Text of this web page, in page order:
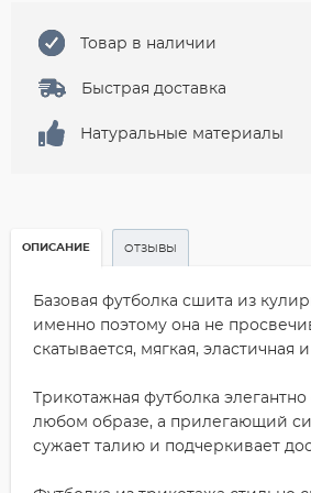
Товар в наличии
Быстрая доставка
Натуральные материалы
ОПИСАНИЕ ОТЗЫВЫ
Базовая футболка сшита из
именно поэтому она не
скатывается, мягкая, эластичная
Трикотажная футболка
любом образе, а прилегающий
сужает талию и подчеркивает